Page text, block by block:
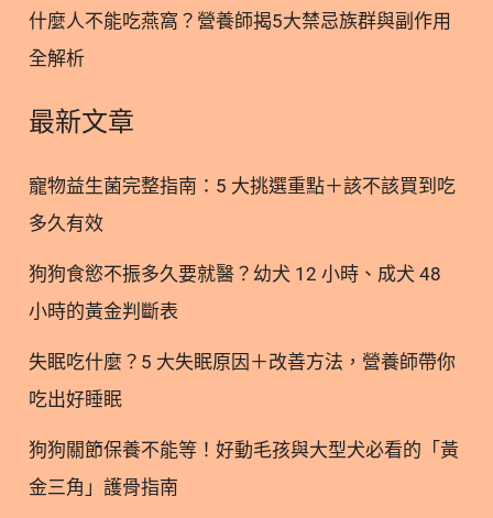
身體吸收並供給利用的量，也是保健品好壞的判定重
大指標。 2. Omega-3的生物利用率指標：Omega-3
健康檢查會檢測的數值，所以很多人不是很熟悉，但
其實Omega-3指數被證實與冠狀動脈心血管疾病的死
亡率成反比。它是透過檢測血液中EPA和DHA的比
Omega-3指數也常被當作Omega-3相關保健品的生物
利用率指標之一。 3. 市售常見 Omega-3 型態 ◆ 型
這是天然飲食當中的最主要的油脂形式，包含魚類、
海鮮。魚油稍微經過精煉去除雜質後，仍保有原
什麼人不能吃燕窩？營養師揭5大禁忌族群與副作用
全解析
最新文章
寵物益生菌完整指南：5 大挑選重點＋該不該買到吃
多久有效
狗狗食慾不振多久要就醫？幼犬 12 小時、成犬 48
小時的黃金判斷表
失眠吃什麼？5 大失眠原因＋改善方法，營養師帶你
吃出好睡眠
狗狗關節保養不能等！好動毛孩與大型犬必看的「黃
金三角」護骨指南